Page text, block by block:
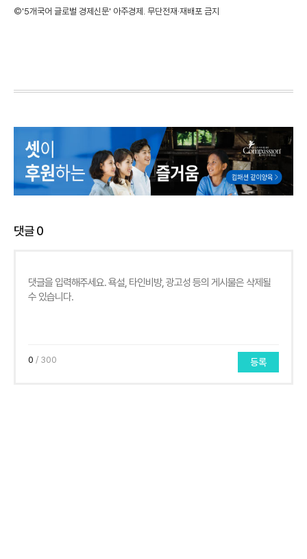
©'5개국어 글로벌 경제신문' 아주경제. 무단전재·재배포 금지
댓글0
0 / 300 등록